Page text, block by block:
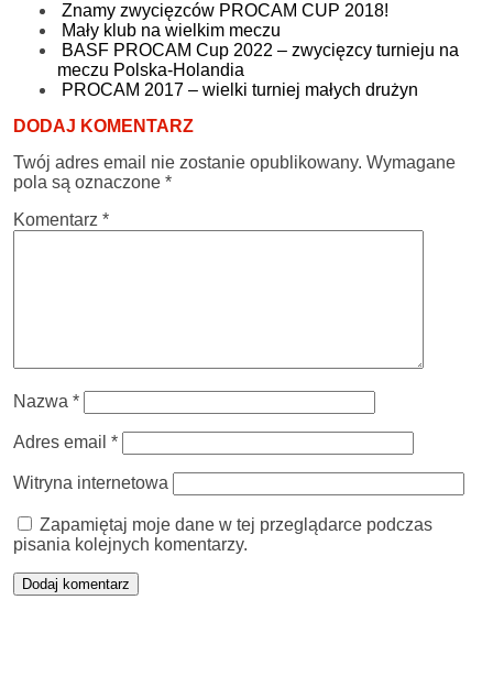
Znamy zwycięzców PROCAM CUP 2018!
Mały klub na wielkim meczu
BASF PROCAM Cup 2022 – zwycięzcy turnieju na
meczu Polska-Holandia
PROCAM 2017 – wielki turniej małych drużyn
DODAJ KOMENTARZ
Twój adres email nie zostanie opublikowany. Wymagane
pola są oznaczone *
Komentarz *
Nazwa *
Adres email *
Witryna internetowa
Zapamiętaj moje dane w tej przeglądarce podczas
pisania kolejnych komentarzy.